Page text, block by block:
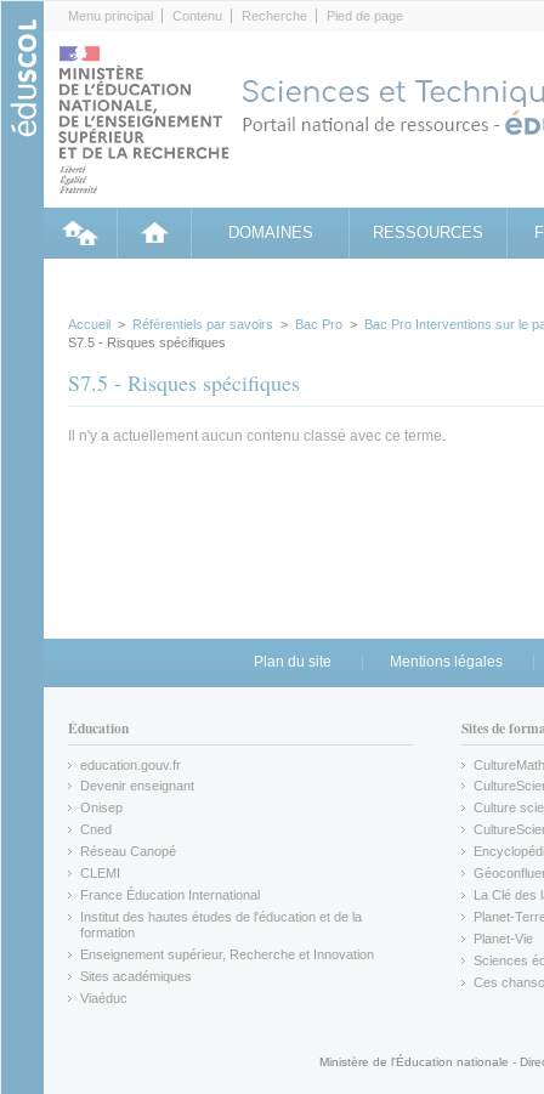
Menu principal Contenu Recherche Pied de page
DOMAINES RESSOURCES
Accueil > Référentiels par savoirs > Bac Pro > Bac Pro Interventions sur le
S7.5 - Risques spécifiques
S7.5 - Risques spécifiques
Il n'y a actuellement aucun contenu classé avec ce terme.
Plan du site Mentions légales
Éducation
education.gouv.fr
(link is external)
Devenir enseignant
(link is external)
Onisep
(link is external)
Cned
(link is external)
Réseau Canopé
(link is external)
CLEMI
(link is external)
France Éducation International
(link is external)
Institut des hautes études de l'éducation et de la
formation
(link is external)
Enseignement supérieur, Recherche et Innovation
(link is external)
Sites académiques
(link is external)
Viaéduc
Sites de
CultureMath
(link is
(link is
Culture
(link is
(link is
(link is
La Clé des
(link is
Planet-
(link is
Planet-Vie
(link is
Sciences
(link is
Ces
Ministère de l'Éducation nationale -